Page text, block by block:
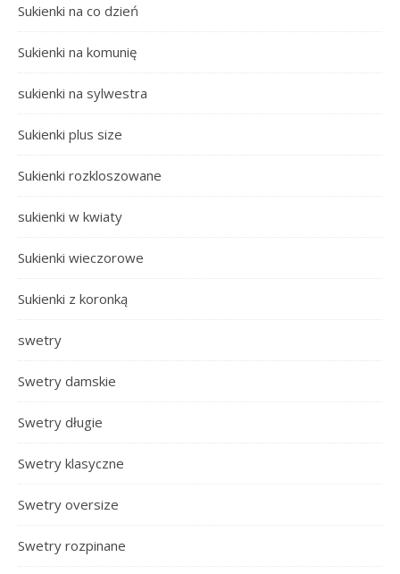
Sukienki na co dzień
Sukienki na komunię
sukienki na sylwestra
Sukienki plus size
Sukienki rozkloszowane
sukienki w kwiaty
Sukienki wieczorowe
Sukienki z koronką
swetry
Swetry damskie
Swetry długie
Swetry klasyczne
Swetry oversize
Swetry rozpinane